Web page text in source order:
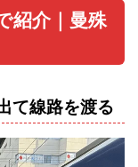
紹介｜曼殊
て線路を渡る